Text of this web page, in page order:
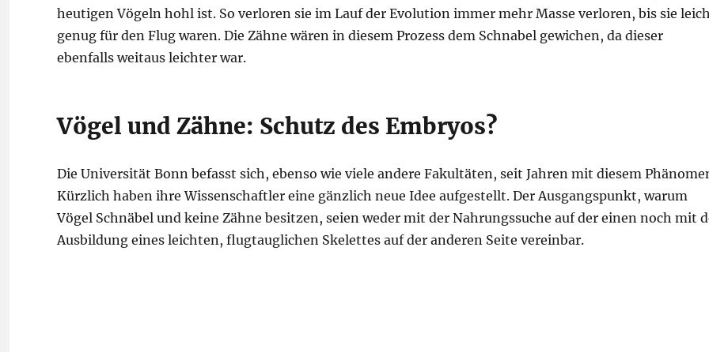
heutigen Vögeln hohl ist. So verloren sie im Lauf der Evolution immer mehr Masse verloren, bis sie
genug für den Flug waren. Die Zähne wären in diesem Prozess dem Schnabel gewichen, da dieser
ebenfalls weitaus leichter war.
Vögel und Zähne: Schutz des Embryos?
Die Universität Bonn befasst sich, ebenso wie viele andere Fakultäten, seit Jahren mit diesem
Kürzlich haben ihre Wissenschaftler eine gänzlich neue Idee aufgestellt. Der Ausgangspunkt, warum
Vögel Schnäbel und keine Zähne besitzen, seien weder mit der Nahrungssuche auf der einen noch mit
Ausbildung eines leichten, flugtauglichen Skelettes auf der anderen Seite vereinbar.